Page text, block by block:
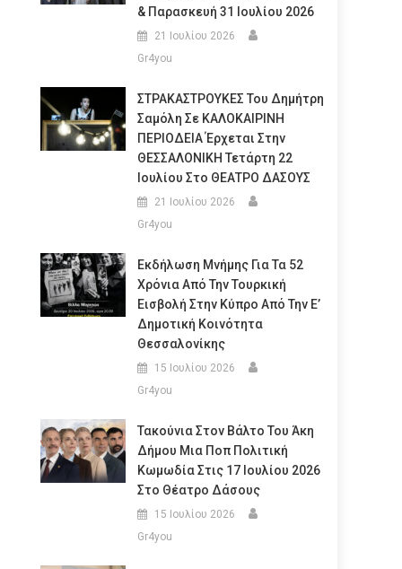
& Παρασκευή 31 Ιουλίου 2026
21 Ιουλίου 2026
Gr4you
ΣΤΡΑΚΑΣΤΡΟΥΚΕΣ Του Δημήτρη
Σαμόλη Σε ΚΑΛΟΚΑΙΡΙΝΗ
ΠΕΡΙΟΔΕΙΑ Έρχεται Στην
ΘΕΣΣΑΛΟΝΙΚΗ Τετάρτη 22
Ιουλίου Στο ΘΕΑΤΡΟ ΔΑΣΟΥΣ
21 Ιουλίου 2026
Gr4you
Εκδήλωση Μνήμης Για Τα 52
Χρόνια Από Την Τουρκική
Εισβολή Στην Κύπρο Από Την Ε’
Δημοτική Κοινότητα
Θεσσαλονίκης
15 Ιουλίου 2026
Gr4you
Τακούνια Στον Βάλτο Του Άκη
Δήμου Μια Ποπ Πολιτική
Κωμωδία Στις 17 Ιουλίου 2026
Στο Θέατρο Δάσους
15 Ιουλίου 2026
Gr4you